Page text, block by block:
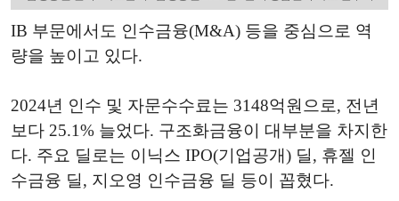
IB 부문에서도 인수금융(M&A) 등을 중심으로 역
량을 높이고 있다.
2024년 인수 및 자문수수료는 3148억원으로, 전년
보다 25.1% 늘었다. 구조화금융이 대부분을 차지한
다. 주요 딜로는 이닉스 IPO(기업공개) 딜, 휴젤 인
수금융 딜, 지오영 인수금융 딜 등이 꼽혔다.